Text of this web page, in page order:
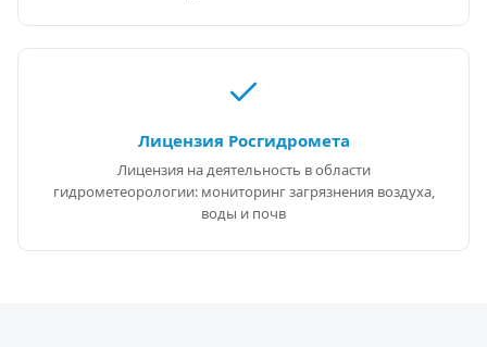
Лицензия Росгидромета
Лицензия на деятельность в области
гидрометеорологии: мониторинг загрязнения воздуха,
воды и почв